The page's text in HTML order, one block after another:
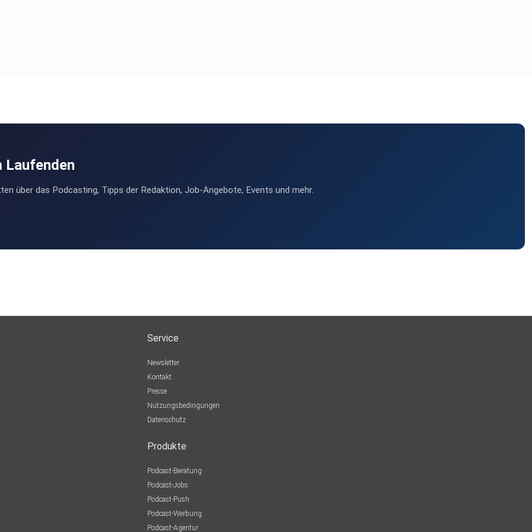
Laufenden
über das Podcasting, Tipps der Redaktion, Job-Angebote, Events und mehr.
Service
Newsletter
Kontakt
Presse
Nutzungsbedingungen
Datenschutz
Produkte
Podcast-Beratung
Podcast-Jobs
Podcast-Push
Podcast-Werbung
Podcast-Agentur